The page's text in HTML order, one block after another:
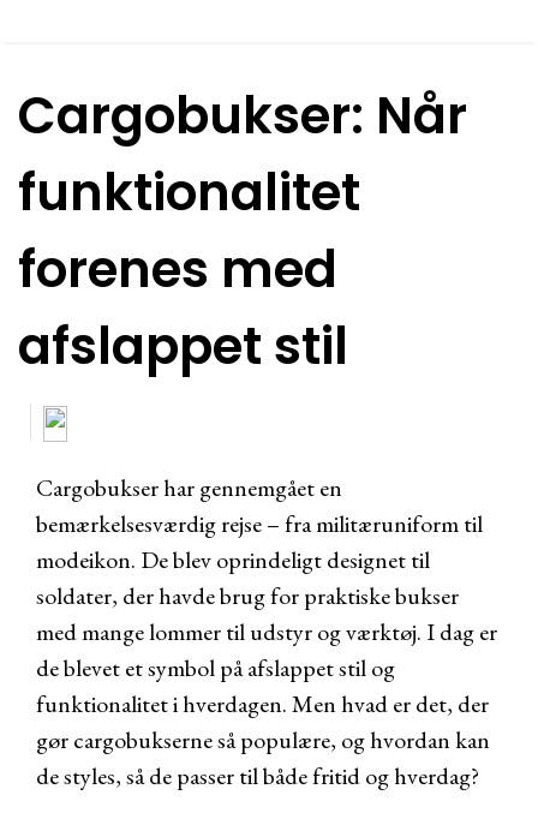
Cargobukser: Når
funktionalitet
forenes med
afslappet stil
Cargobukser har gennemgået en
bemærkelsesværdig rejse – fra militæruniform til
modeikon. De blev oprindeligt designet til
soldater, der havde brug for praktiske bukser
med mange lommer til udstyr og værktøj. I dag er
de blevet et symbol på afslappet stil og
funktionalitet i hverdagen. Men hvad er det, der
gør cargobukserne så populære, og hvordan kan
de styles, så de passer til både fritid og hverdag?